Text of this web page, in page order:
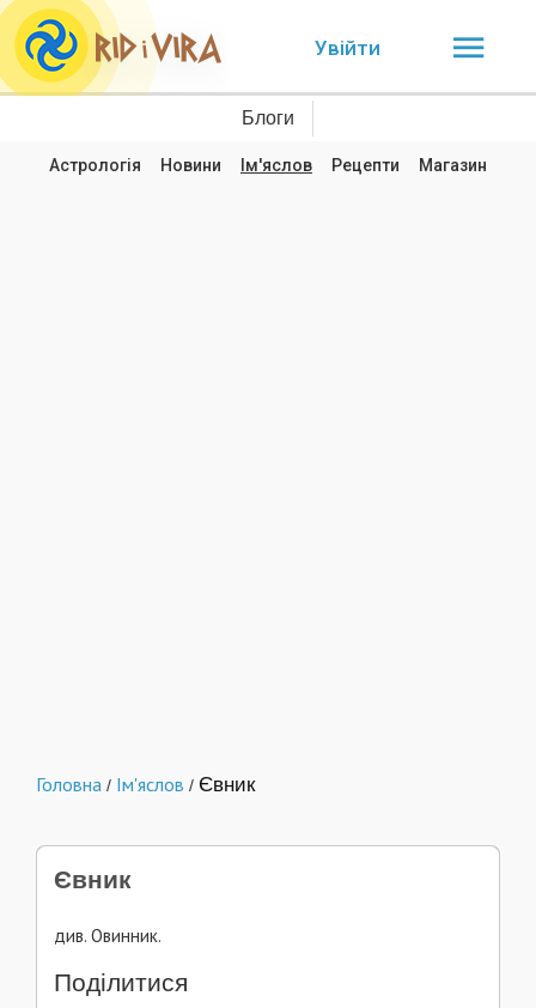
Увійти
Блоги
Астрологія Новини Ім'яслов Рецепти Магазин
Головна / Ім'яслов / Євник
Євник
див. Овинник.
Поділитися